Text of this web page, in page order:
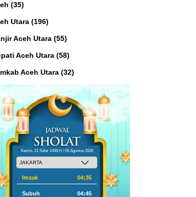
(35)
Utara (196)
Aceh Utara (55)
Aceh Utara (58)
Aceh Utara (32)
Kamis, 21 Safar 1448 H / 06 Agustus 2026
Imsak 04:35
Subuh 04:45